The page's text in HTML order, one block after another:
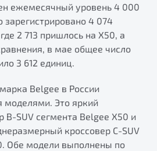
ежемесячный уровень 4 000
4 074
2 713 пришлось на X50, а
в мае общее число
3 612 единиц.
Belgee в России
моделями. Это яркий
B-SUV сегмента Belgee X50 и
кроссовер C-SUV
Обе модели выполнены по